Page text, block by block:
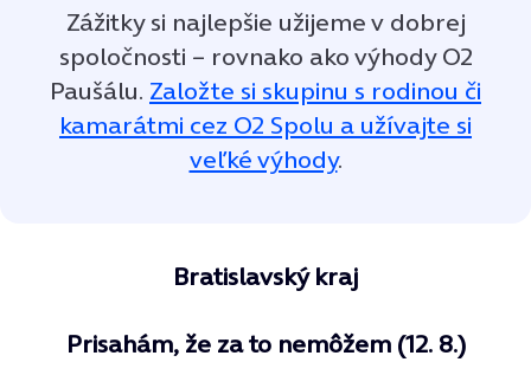
Zážitky si najlepšie užijeme v dobrej
spoločnosti – rovnako ako výhody O2
Paušálu. Založte si skupinu s rodinou či
kamarátmi cez O2 Spolu a užívajte si
veľké výhody.
Bratislavský kraj
Prisahám, že za to nemôžem (12. 8.)